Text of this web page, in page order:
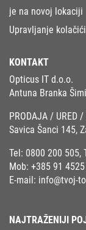
je na novoj lokaciji
Upravljanje
KONTAKT
Opticus IT d.o.o.
Antuna Branka
PRODAJA / URED /
Savica Šanci 145,
Tel: 0800 200 505,
Mob: +385 91
E-mail: info@tvoj-
NAJTRAŽENIJI